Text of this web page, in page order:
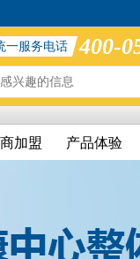
一服务电话 400-
加盟 产品体验